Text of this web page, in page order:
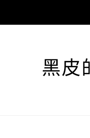
黑皮